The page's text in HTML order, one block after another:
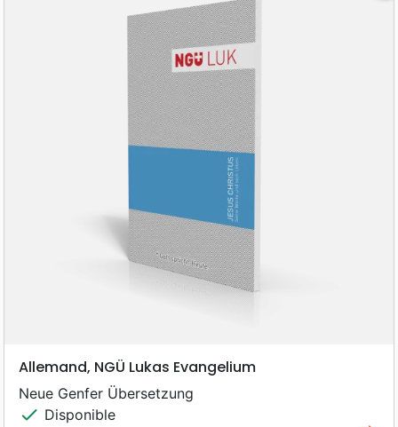
Allemand, NGÜ Lukas Evangelium
Neue Genfer Übersetzung
check Disponible